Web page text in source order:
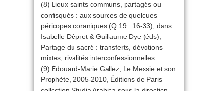
(8) Lieux saints communs, partagés ou
confisqués : aux sources de quelques
péricopes coraniques (Q 19 : 16-33), dans
Isabelle Dépret & Guillaume Dye (éds),
Partage du sacré : transferts, dévotions
mixtes, rivalités interconfessionnelles.
(9) Édouard-Marie Gallez, Le Messie et son
Prophète, 2005-2010, Éditions de Paris,